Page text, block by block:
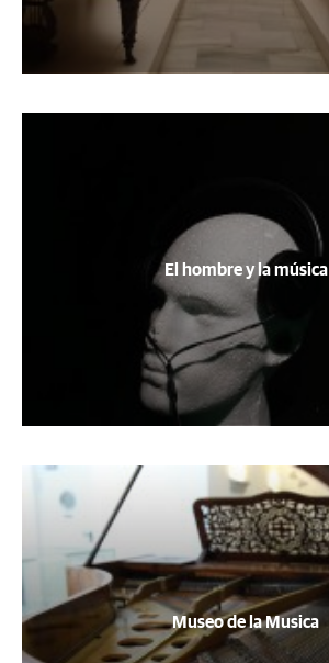
El hombre y la música
Museo de la Musica